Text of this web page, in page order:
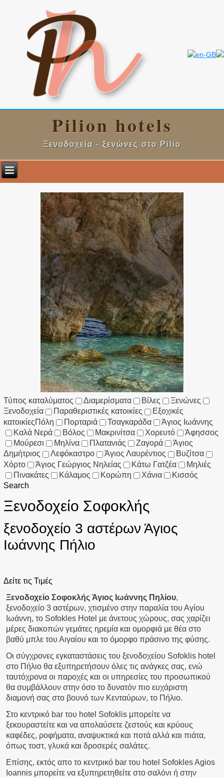
Pilion hotels
Ξενοδοχεία - ξενώνες στο Pilio
Τύπος καταλύματος Διαμερίσματα Βίλες
Ξενώνες
Ξενοδοχεία
Παραθεριστικές κατοικίες
Εξοχικές
κατοικίεςΠόλη Πορταριά Τσαγκαράδα
Άγιος Ιωάννης
Καλά Νερά
Βόλος Μακρινίτσα Χορευτό
Άφησσος
Μούρεσι
Μηλίνα Πλατανιάς Ζαγορά
Άγιος
Δημήτριος
Λεφόκαστρο Άγιος Λαυρέντιος
Βυζίτσα
Χόρτο
Άγιος Γεώργιος Νηλείας Κάτω Γατζέα
Μηλιές
Πινακάτες
Κάλαμος Κορώπη Χάνια
Κισσός
Search
Ξενοδοχείο Σοφοκλής
ξενοδοχείο 3 αστέρων Άγιος
Ιωάννης Πήλιο
Δείτε τις Τιμές
ΞενοδοχείοΣοφοκλής Άγιος Ιωάννης Πηλίου,
ξενοδοχείο 3 αστέρων, χτισμένο στην παραλία του Αγίου
Ιωάννη, το Sofokles Hotel με άνετους χώρους, σας χαρίζει
μέρες διακοπών γεμάτες ηρεμία και ομορφιά με θέα στο
βαθύ μπλε του Αιγαίου και το όμορφο πράσινο της φύσης.
Οι σύγχρονες εγκαταστάσεις του ξενοδοχείου Sofoklis hotel
στο Πήλιο θα εξυπηρετήσουν όλες τις ανάγκες σας, ενώ
ταυτόχρονα οι παροχές και οι υπηρεσίες του προσωπικού
θα συμβάλλουν στην όσο το δυνατόν πιο ευχάριστη
διαμονή σας στο βουνό των Κενταύρων, το Πήλιο.
Στο κεντρικό bar του hotel Sofoklis μπορείτε να
ξεκουραστείτε και να απολαύσετε ζεστούς και κρύους
καφέδες, ροφήματα, αναψυκτικά και ποτά αλλά και πιάτα,
όπως τοστ, γλυκά και δροσερές σαλάτες.
Επίσης, εκτός απο το κεντρικό bar του hotel Sofokles Agios
Ioannis μπορείτε να εξυπηρετηθείτε στο σαλόνι ή στην